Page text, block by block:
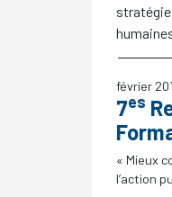
février
7es
« Mieux
l’action